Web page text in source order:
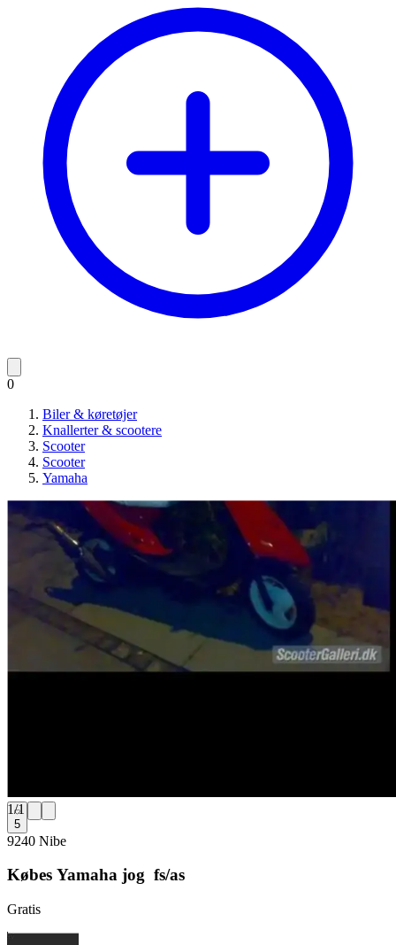
0
Biler & køretøjer
Knallerter & scootere
Scooter
Scooter
Yamaha
1/1
5
9240 Nibe
Købes Yamaha jog fs/as
Gratis